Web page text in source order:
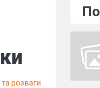
розваги